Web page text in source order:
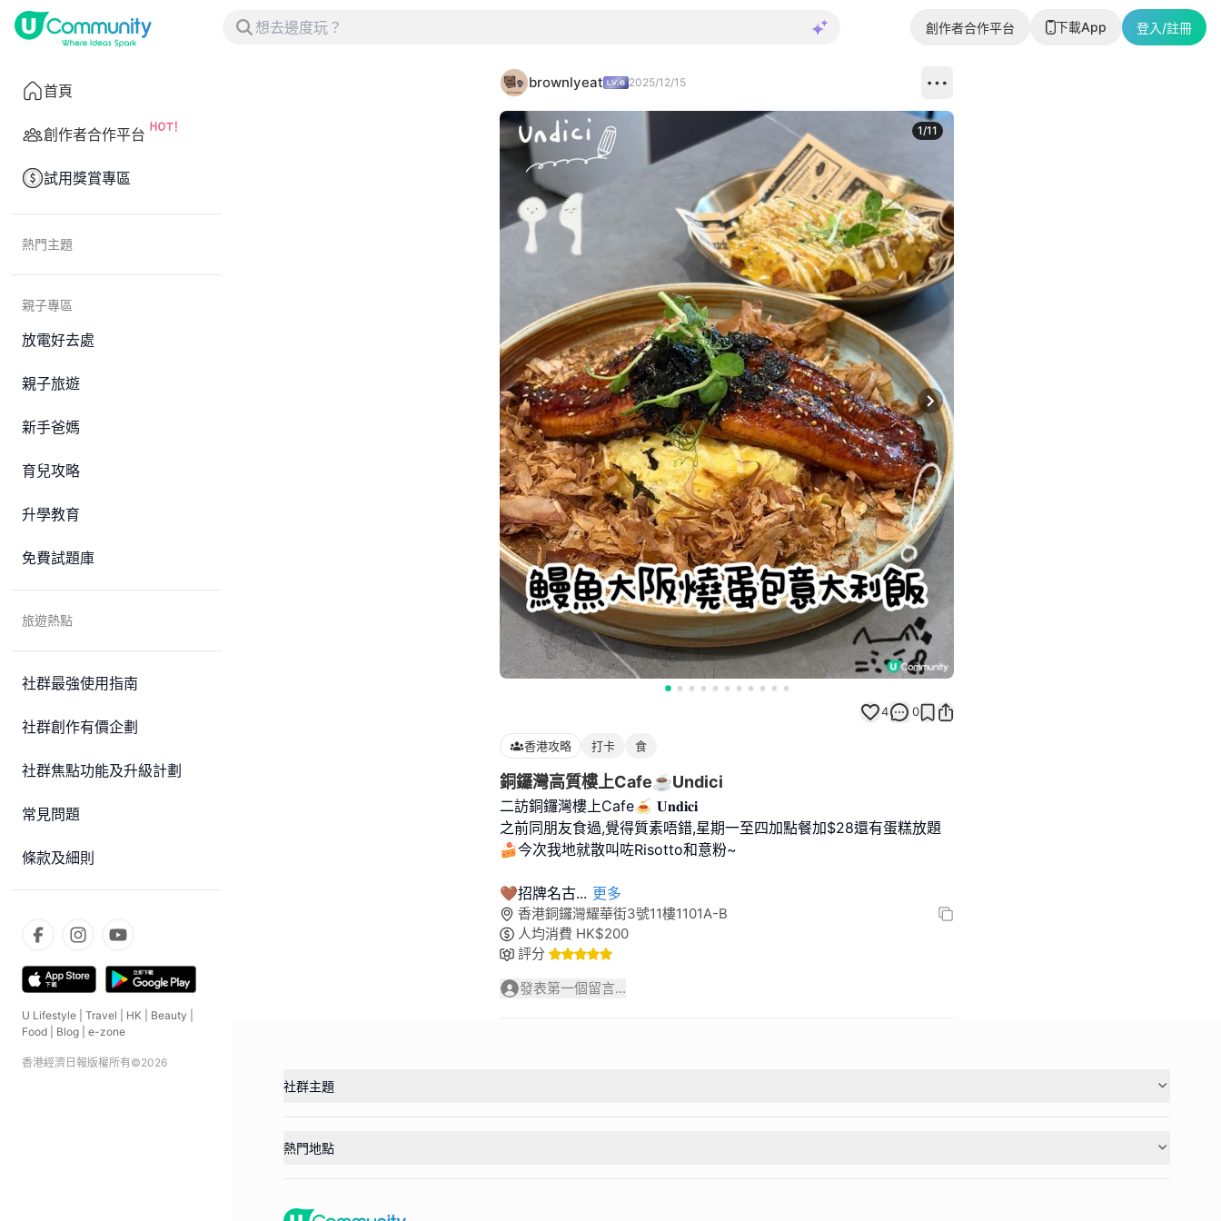
創作者合作平台 下載App 登入/註冊
首頁
創作者合作平台
試用獎賞專區
熱門主題
親子專區
放電好去處
親子旅遊
新手爸媽
育兒攻略
升學教育
免費試題庫
旅遊熱點
社群最強使用指南
社群創作有價企劃
社群焦點功能及升級計劃
常見問題
條款及細則
U Lifestyle Travel HK Beauty
Food
Blog e-zone
香港經濟日報版權所有©2026
brownlyeat 2025/12/15
Next slide
1/11
4 0
香港攻略 打卡 食
銅鑼灣高質樓上Cafe☕️Undici
二訪銅鑼灣樓上Cafe🍝 𝐔𝐧𝐝𝐢𝐜𝐢
之前同朋友食過,覺得質素唔錯,星期一至四加點餐加$28還有蛋糕放題
🍰今次我地就散叫咗Risotto和意粉~
🤎招牌名古... 更多
香港銅鑼灣耀華街3號11樓1101A-B
人均消費 HK$200
評分
發表第一個留言...
社群主題
熱門地點